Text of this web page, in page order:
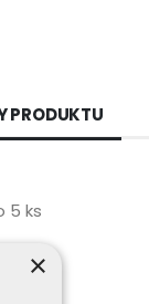
PRODUKTU
5 ks
×